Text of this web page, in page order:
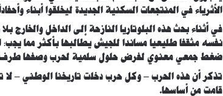
الأثرياء في المنتجعات السكنية الجديدة ليخلقوا أبناء
في أثناء بحث هذه البلوتاريا النازحة إلى الداخل
نفسه مثقفا طليعيا مساندا للجيش يطالبها بأكثر مما يجب:
ضغط جمعي معنوي لفرض حلول سلمية لحرب وصفها طرف
تذكر أن هذه الحرب – وكل حرب دخلت تاريخنا الوطني –
قامت من أساسها.